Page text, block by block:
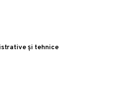
și tehnice